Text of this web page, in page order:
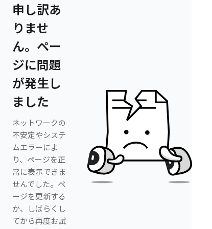
申し訳あ
りませ
ん。ペー
ジに問題
が発生し
ました
ネットワークの
不安定やシステ
ムエラーによ
り、ページを正
常に表示できま
せんでした。ペ
ージを更新する
か、しばらくし
てから再度お試